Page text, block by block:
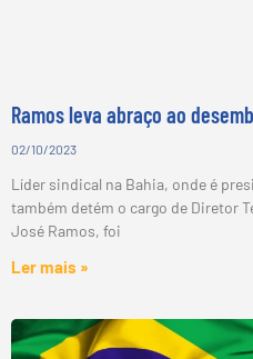
Ramos leva abraço ao
02/10/2023
Líder sindical na Bahia, onde é
também detém o cargo de Diretor
José Ramos, foi
Ler mais »